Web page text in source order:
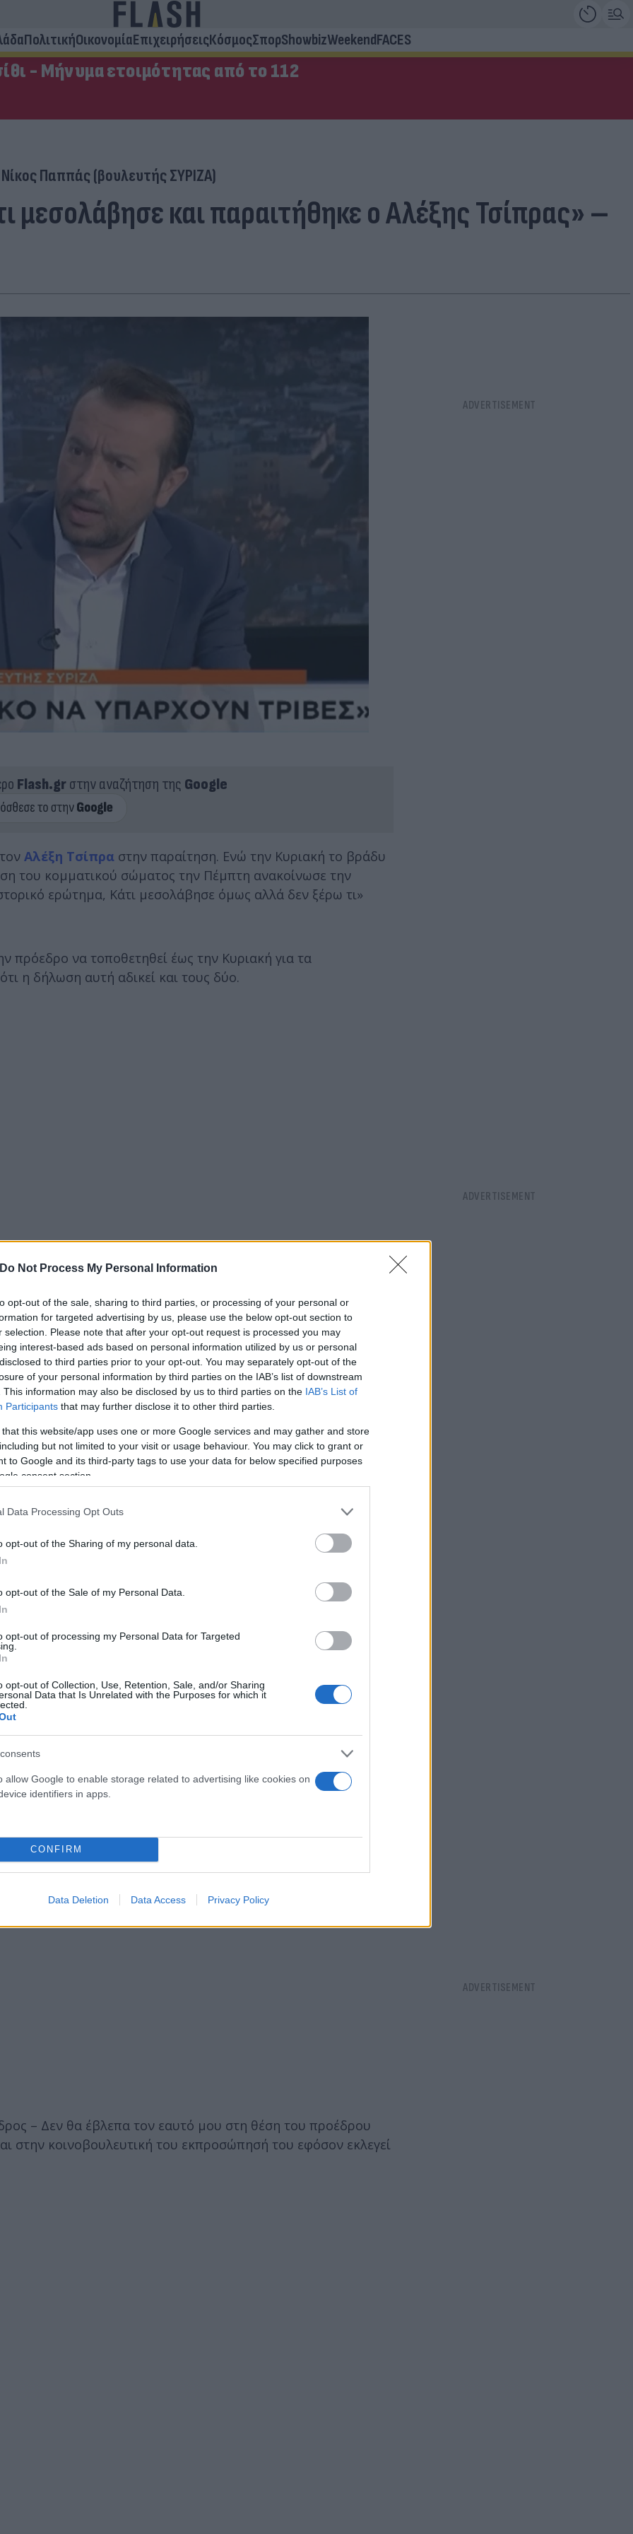
Do Not Process My Personal Information
opt-out of the sale, sharing to third parties, or processing of your personal or
for targeted advertising by us, please use the below opt-out section to
selection. Please note that after your opt-out request is processed you may
interest-based ads based on personal information utilized by us or personal
to third parties prior to your opt-out. You may separately opt-out of the
of your personal information by third parties on the IAB’s list of downstream
This information may also be disclosed by us to third parties on the IAB’s List of
Participants that may further disclose it to other third parties.
that this website/app uses one or more Google services and may gather and store
but not limited to your visit or usage behaviour. You may click to grant or
to Google and its third-party tags to use your data for below specified purposes
consent section.
Data Processing Opt Outs
opt-out of the Sharing of my personal data.
opt-out of the Sale of my Personal Data.
opt-out of processing my Personal Data for Targeted
opt-out of Collection, Use, Retention, Sale, and/or Sharing
Data that Is Unrelated with the Purposes for which it
allow Google to enable storage related to advertising like cookies on
identifiers in apps.
CONFIRM
Data Deletion Data Access Privacy Policy
ΠολιτικήΟικονομίαΕπιχειρήσειςΚόσμοςΣπορShowbizWeekendFACES
- Μήνυμα ετοιμότητας από το 112
Νίκος Παππάς (βουλευτής ΣΥΡΙΖΑ)
και παραιτήθηκε ο Αλέξης Τσίπρας» –
Flash.grστην αναζήτηση της Google
Αλέξη Τσίπρα στην παραίτηση. Ενώ την Κυριακή το βράδυ
του κομματικού σώματος την Πέμπτη ανακοίνωσε την
ερώτημα, Κάτι μεσολάβησε όμως αλλά δεν ξέρω τι»
πρόεδρο να τοποθετηθεί έως την Κυριακή για τα
η δήλωση αυτή αδικεί και τους δύο.
να πέσουν οι τόνοι και να γίνει πολιτική συζήτηση.
αν και όπως είπε είναι λογικό να υπάρχουν τριβές.
απογοητεύσεις και ενδεχομένως να είναι και στα
– Δεν θα έβλεπα τον εαυτό μου στη θέση του προέδρου
στην κοινοβουλευτική του εκπροσώπησή του εφόσον εκλεγεί